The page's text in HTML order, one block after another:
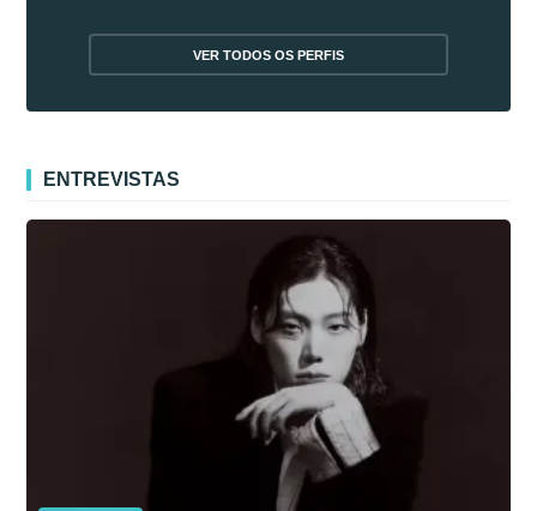
VER TODOS OS PERFIS
ENTREVISTAS